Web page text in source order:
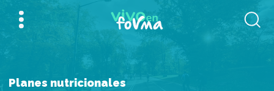
Planes nutricionales